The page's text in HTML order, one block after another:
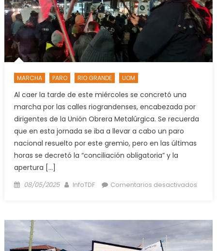
de
de
MARCHA PARO RIO GRANDE UOM
Al caer la tarde de este miércoles se concretó una
marcha por las calles riograndenses, encabezada por
dirigentes de la Unión Obrera Metalúrgica. Se recuerda
que en esta jornada se iba a llevar a cabo un paro
nacional resuelto por este gremio, pero en las últimas
horas se decretó la “conciliación obligatoria” y la
apertura […]
Posted
08/05/2025 Author
InfoTDF Comentarios desactivadosen
en